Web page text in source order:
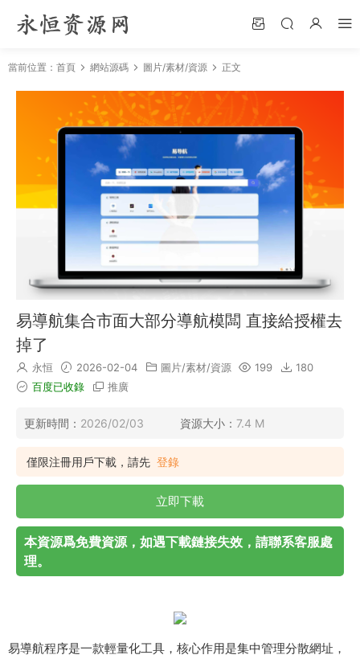
當前位置： 首頁 網站源碼 圖片/素材/資源 正文
易導航集合市面大部分導航模闆 直接給授權去
掉了
永恒 2026-02-04 圖片/素材/資源 199
180
百度已收錄
推廣
更新時間： 2026/02/03 資源大小： 7.4 M
僅限注冊用戶下載，請先 登錄
立即下載
本資源爲免費資源，如遇下載鏈接失效，請聯系客服處
理。
易導航程序是一款輕量化工具，核心作用是集中管理分散網址，